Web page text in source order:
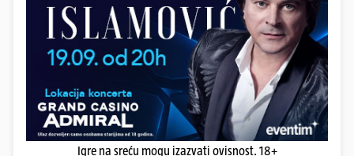
Igre na sreću mogu izazvati ovisnost. 18+